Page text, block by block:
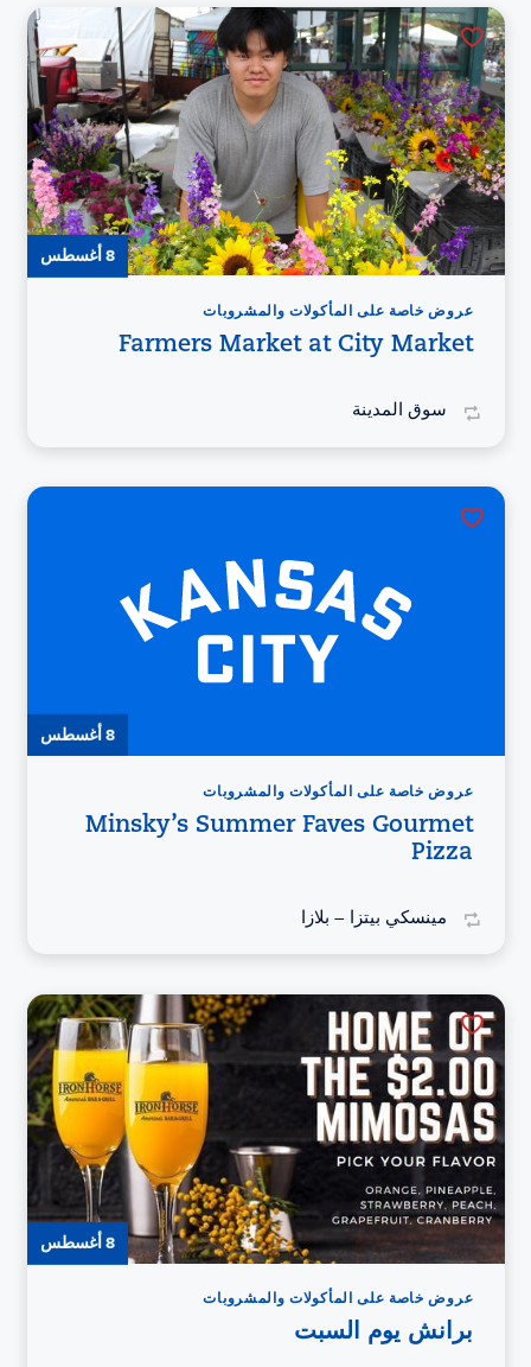
8 أغسطس
عروض خاصة على المأكولات والمشروبات
Farmers Market at City Market
سوق المدينة
8 أغسطس
عروض خاصة على المأكولات والمشروبات
Minsky’s Summer Faves Gourmet
Pizza
مينسكي بيتزا – بلازا
8 أغسطس
عروض خاصة على المأكولات والمشروبات
برانش يوم السبت